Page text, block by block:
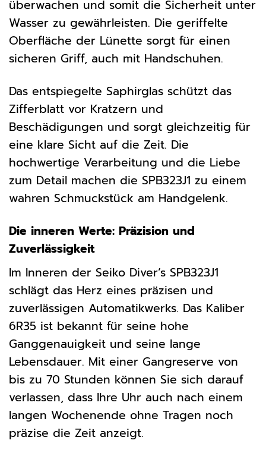
überwachen und somit die Sicherheit unter
Wasser zu gewährleisten. Die geriffelte
Oberfläche der Lünette sorgt für einen
sicheren Griff, auch mit Handschuhen.
Das entspiegelte Saphirglas schützt das
Zifferblatt vor Kratzern und
Beschädigungen und sorgt gleichzeitig für
eine klare Sicht auf die Zeit. Die
hochwertige Verarbeitung und die Liebe
zum Detail machen die SPB323J1 zu einem
wahren Schmuckstück am Handgelenk.
Die inneren Werte: Präzision und
Zuverlässigkeit
Im Inneren der Seiko Diver’s SPB323J1
schlägt das Herz eines präzisen und
zuverlässigen Automatikwerks. Das Kaliber
6R35 ist bekannt für seine hohe
Ganggenauigkeit und seine lange
Lebensdauer. Mit einer Gangreserve von
bis zu 70 Stunden können Sie sich darauf
verlassen, dass Ihre Uhr auch nach einem
langen Wochenende ohne Tragen noch
präzise die Zeit anzeigt.